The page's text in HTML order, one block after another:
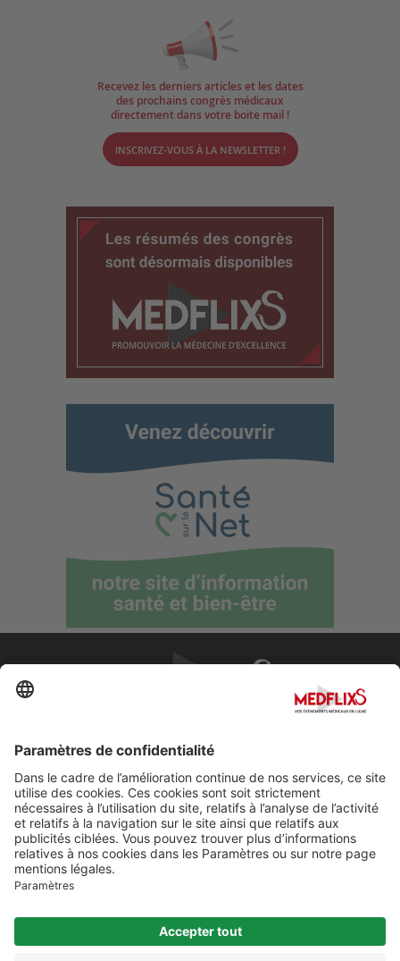
Recevez les derniers articles et les dates
des prochains congrès médicaux
directement dans votre boite mail !
INSCRIVEZ-VOUS À LA NEWSLETTER !
À propos de MedflixS®
Aide
Contact
Mentions légales